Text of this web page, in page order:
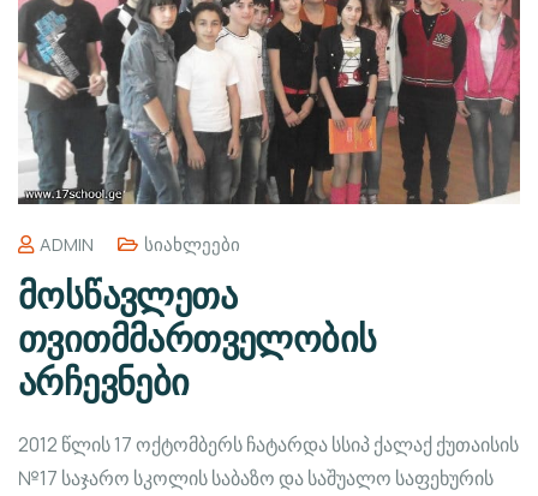
ADMIN Სიახლეები
მოსწავლეთა
თვითმმართველობის
არჩევნები
2012 წლის 17 ოქტომბერს ჩატარდა სსიპ ქალაქ ქუთაისის
№17 საჯარო სკოლის საბაზო და საშუალო საფეხურის